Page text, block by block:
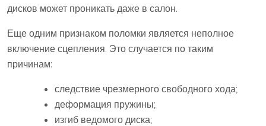
дисков может проникать даже в салон.
Еще одним признаком поломки является неполное
включение сцепления. Это случается по таким
причинам:
следствие чрезмерного свободного хода;
деформация пружины;
изгиб ведомого диска;